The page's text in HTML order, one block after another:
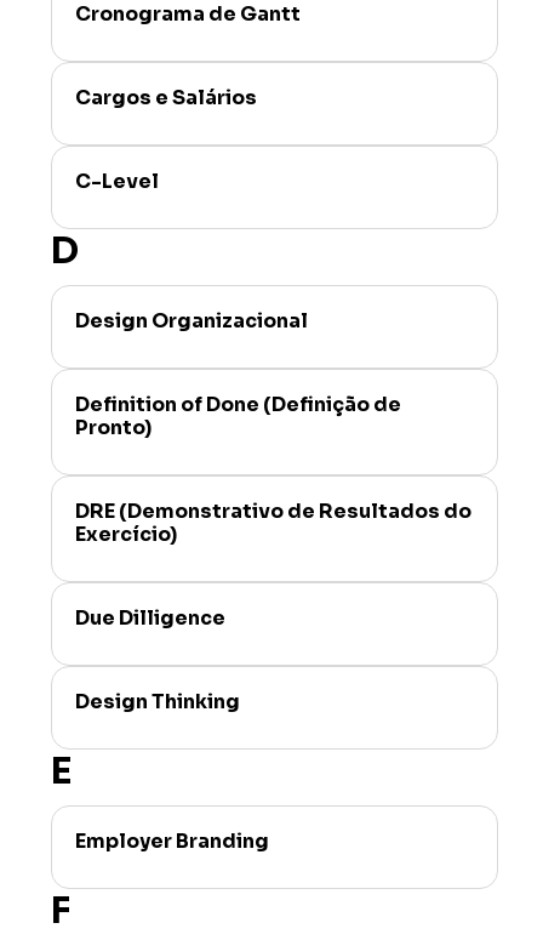
Cronograma de Gantt
Cargos e Salários
C-Level
D
Design Organizacional
Definition of Done (Definição de
Pronto)
DRE (Demonstrativo de Resultados do
Exercício)
Due Dilligence
Design Thinking
E
Employer Branding
F